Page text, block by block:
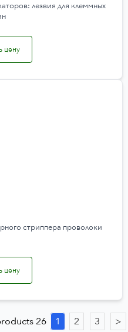
лезвия для клеммных
цену
стриппера проволоки
цену
26 1 2 3 >